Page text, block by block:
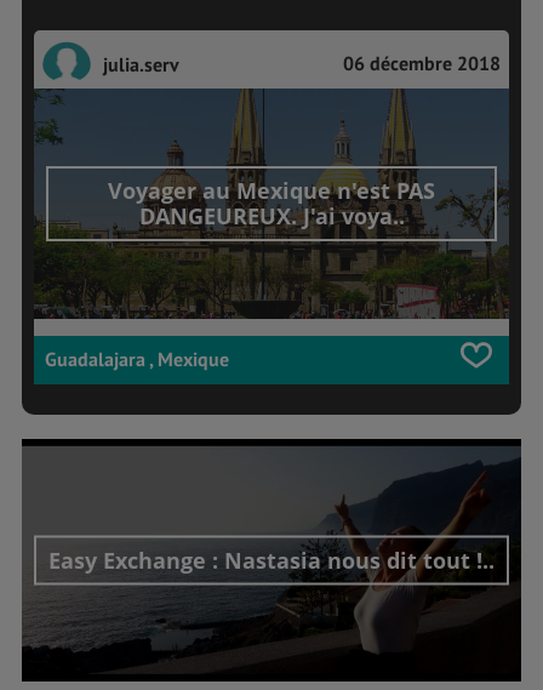
julia.serv 06 décembre 2018
Voyager au Mexique n'est PAS
DANGEUREUX. J'ai voya..
Guadalajara , Mexique
Easy Exchange : Nastasia nous dit tout !..